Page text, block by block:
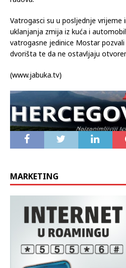
Vatrogasci su u posljednje vrijeme
uklanjanja zmija iz kuća i
vatrogasne jedinice Mostar
dvorišta te da ne ostavljaju
(www.jabuka.tv)
MARKETING